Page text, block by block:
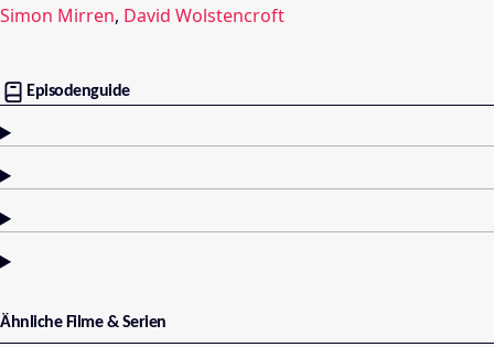
Simon Mirren, David Wolstencroft
Episodenguide
Ähnliche Filme & Serien